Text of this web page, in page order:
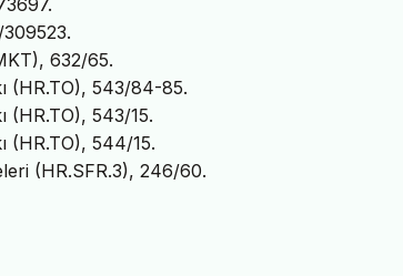
309523.
632/65.
(HR.TO), 543/84-85.
(HR.TO), 543/15.
(HR.TO), 544/15.
(HR.SFR.3), 246/60.